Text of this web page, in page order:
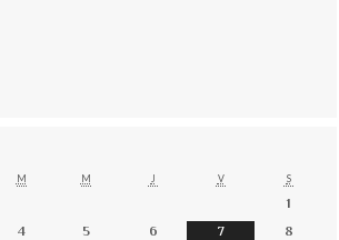
M M J V S
1
4 5 6 7
8